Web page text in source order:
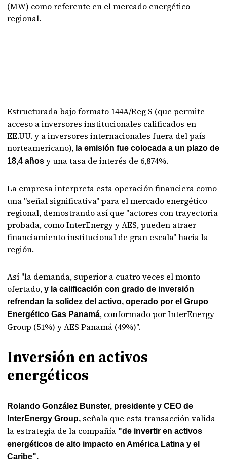
(MW) como referente en el mercado energético
regional.
Estructurada bajo formato 144A/Reg S (que permite
acceso a inversores institucionales calificados en
EE.UU. y a inversores internacionales fuera del país
norteamericano), la emisión fue colocada a un plazo de
18,4 añosy una tasa de interés de 6,874%.
La empresa interpreta esta operación financiera como
una "señal significativa" para el mercado energético
regional, demostrando así que "actores con trayectoria
probada, como InterEnergy y AES, pueden atraer
financiamiento institucional de gran escala" hacia la
región.
Así "la demanda, superior a cuatro veces el monto
ofertado,y la calificación con grado de inversión
refrendan la solidez del activo, operado por el Grupo
Energético Gas Panamá, conformado por InterEnergy
Group (51%) y AES Panamá (49%)".
Inversión en activos
energéticos
Rolando González Bunster, presidente y CEO de
InterEnergy Group, señala que esta transacción valida
la estrategia de la compañía "de invertir en activos
energéticos de alto impacto en América Latina y el
Caribe".